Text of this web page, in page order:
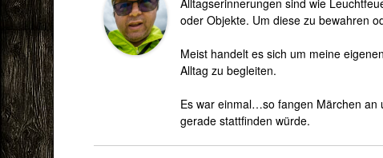
Alltagserinnerungen sind wie
oder Objekte. Um diese zu bewahren
Meist handelt es sich um meine
Alltag zu begleiten.
Es war einmal…so fangen Märchen an
gerade stattfinden würde.